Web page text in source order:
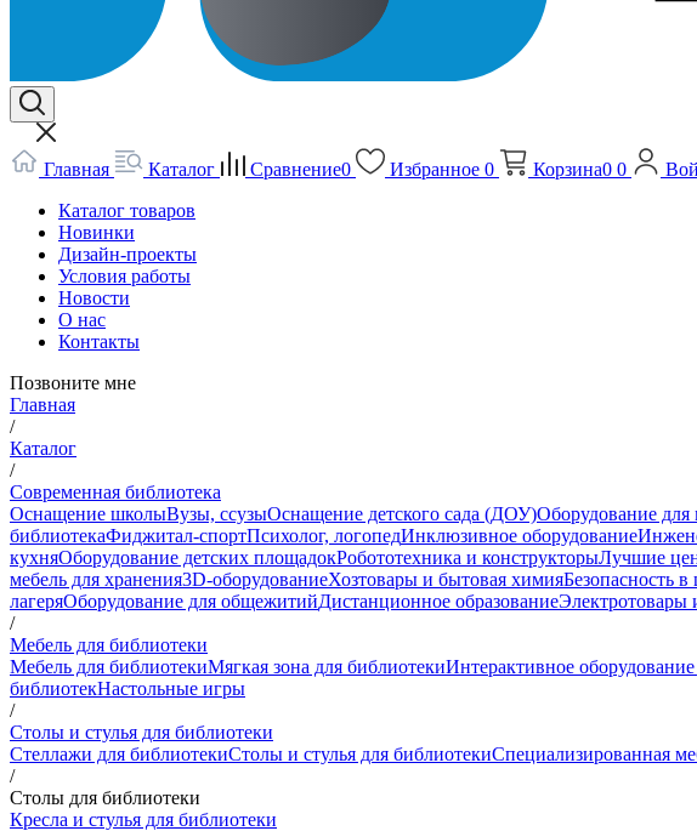
Главная Каталог Сравнение0 Избранное 0 Корзина0 0
Каталог товаров
Новинки
Дизайн-проекты
Условия работы
Новости
О нас
Контакты
Позвоните мне
Главная
/
Каталог
/
Современная библиотека
Оснащение школыВузы, ссузыОснащение детского сада (ДОУ)Оборудование для
библиотекаФиджитал-спортПсихолог, логопедИнклюзивное оборудование
кухняОборудование детских площадокРобототехника и конструкторыЛучшие
мебель для хранения3D-оборудованиеХозтовары и бытовая химияБезопасность
лагеряОборудование для общежитийДистанционное образованиеЭлектротовары
/
Мебель для библиотеки
Мебель для библиотекиМягкая зона для библиотекиИнтерактивное
библиотекНастольные игры
/
Столы и стулья для библиотеки
Стеллажи для библиотекиСтолы и стулья для библиотекиСпециализированная
/
Столы для библиотеки
Кресла и стулья для библиотеки